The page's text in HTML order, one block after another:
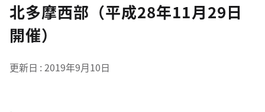
北多摩西部（平成28年11月29日
開催）
更新日 2019年9月10日